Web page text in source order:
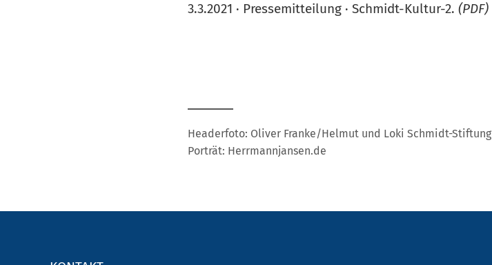
3.3.2021 · Pressemitteilung · Schmidt-Kultur-2. (PDF)
Headerfoto: Oliver Franke/Helmut und Loki Schmidt-Stiftung
Porträt: Herrmannjansen.de